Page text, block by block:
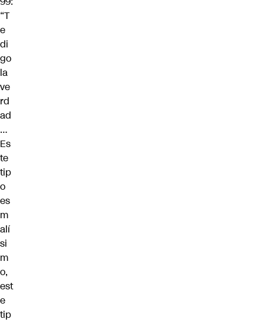
“T
e
di
go
la
ve
rd
ad
…
Es
te
tip
o
es
m
alí
si
m
o,
est
e
tip